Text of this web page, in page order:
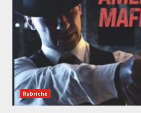
Rubriche